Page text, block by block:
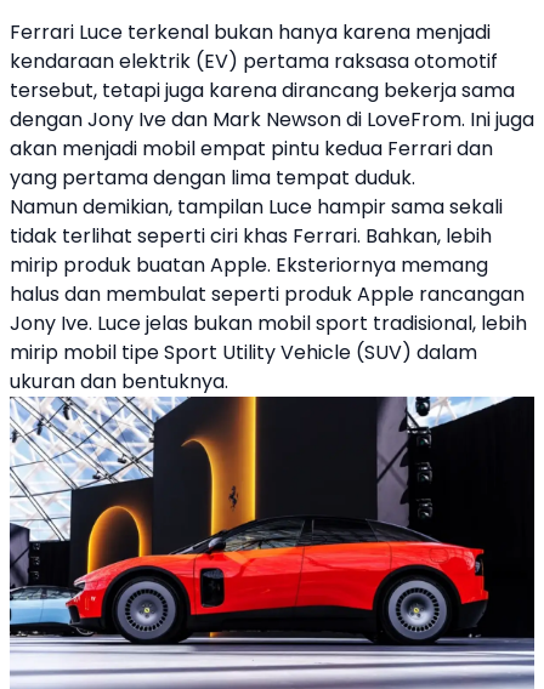
Ferrari Luce terkenal bukan hanya karena menjadi
kendaraan elektrik (EV) pertama raksasa otomotif
tersebut, tetapi juga karena dirancang bekerja sama
denganJony Ivedan Mark Newson di LoveFrom. Ini juga
akan menjadi mobil empat pintu kedua Ferraridan
yang pertama dengan lima tempat duduk.
Namun demikian, tampilan Luce hampir sama sekali
tidak terlihat seperti ciri khas Ferrari. Bahkan, lebih
mirip produk buatan Apple. Eksteriornya memang
halus dan membulat seperti produk Apple rancangan
Jony Ive. Luce jelas bukan mobil sport tradisional, lebih
mirip mobil tipe Sport Utility Vehicle (SUV) dalam
ukuran dan bentuknya.